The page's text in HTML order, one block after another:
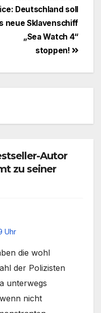
Deutschland soll
neue Sklavenschiff
„Sea Watch 4“
stoppen!
Autor
zu seiner
Uhr
die wohl
der Polizisten
unterwegs
nicht